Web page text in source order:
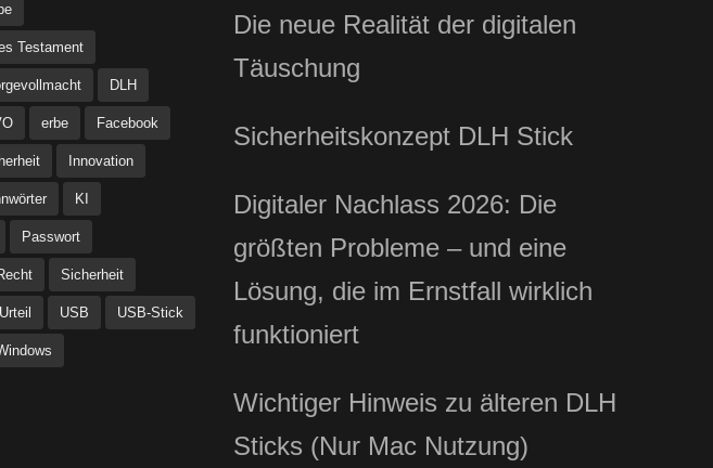
Testament
DLH
erbe Facebook
Innovation
KI
Passwort
Sicherheit
Urteil USB USB-Stick
Die neue Realität der digitalen
Täuschung
Sicherheitskonzept DLH Stick
Digitaler Nachlass 2026: Die
größten Probleme – und eine
Lösung, die im Ernstfall wirklich
funktioniert
Wichtiger Hinweis zu älteren DLH
Sticks (Nur Mac Nutzung)